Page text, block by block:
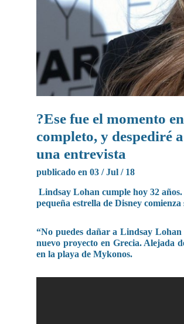
?Ese fue el momento
completo, y despediré
una entrevista
publicado en 03 / Jul / 18
Lindsay Lohan cumple hoy 32 años.
pequeña estrella de Disney
“No puedes dañar a Lindsay
nuevo proyecto en Grecia. Alejada
en la playa de Mykonos.